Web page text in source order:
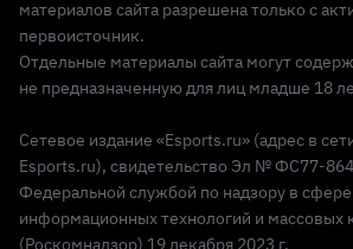
материалов сайта разрешена только с
первоисточник.
Отдельные материалы сайта могут
не предназначенную для лиц младше 18
Сетевое издание «Esports.ru» (адрес в
Esports.ru), свидетельство Эл № ФС77-
Федеральной службой по надзору в сфере
информационных технологий и массовых
(Роскомнадзор) 19 декабря 2023 г.